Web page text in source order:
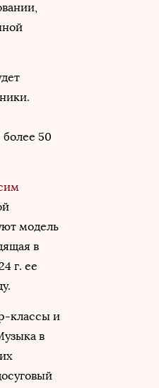
50
модель
в
г. ее
классы и
в